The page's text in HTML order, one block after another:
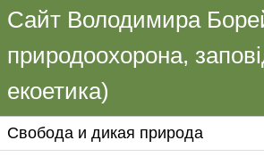
Сайт Володимира
природоохорона,
екоетика)
Свобода и дикая природа